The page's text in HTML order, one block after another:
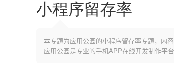
小程序留存率
本专题为应用公园的小程序留存率专题，内
应用公园是专业的手机APP在线开发制作平